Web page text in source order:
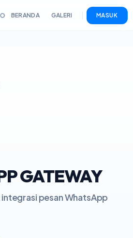
BERANDA GALERI MASUK
GATEWAY
pesan WhatsApp